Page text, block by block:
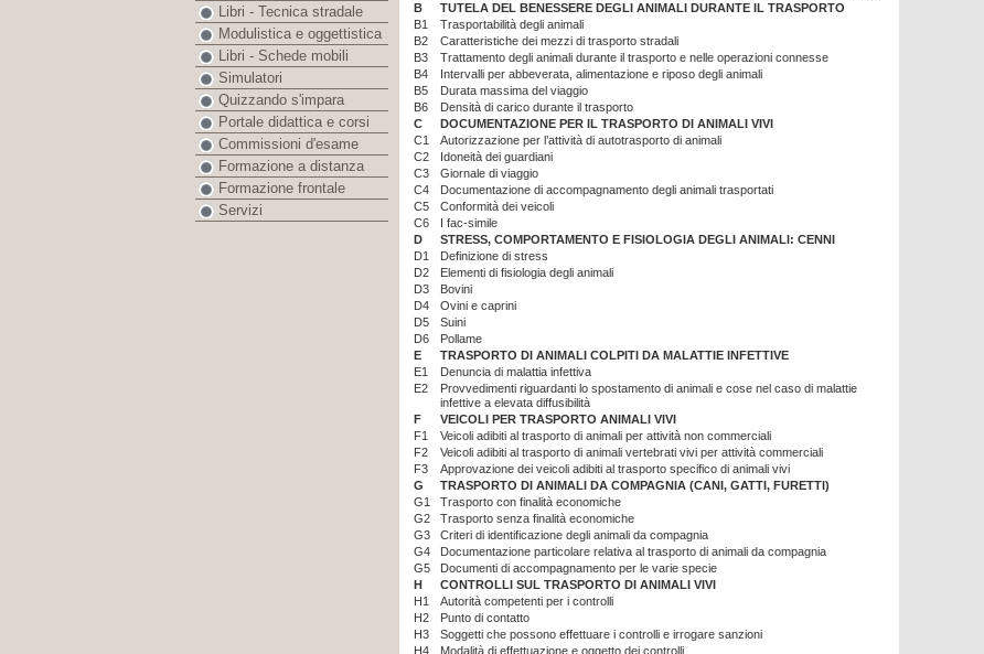
B
TUTELA DEL BENESSERE DEGLI ANIMALI DURANTE IL TRASPORTO
B1
Trasportabilità degli animali
B2
Caratteristiche dei mezzi di trasporto stradali
B3
Trattamento degli animali durante il trasporto e nelle operazioni connesse
B4
Intervalli per abbeverata, alimentazione e riposo degli animali
B5
Durata massima del viaggio
B6
Densità di carico durante il trasporto
C
DOCUMENTAZIONE PER IL TRASPORTO DI ANIMALI VIVI
C1
Autorizzazione per l’attività di autotrasporto di animali
C2
Idoneità dei guardiani
C3
Giornale di viaggio
C4
Documentazione di accompagnamento degli animali trasportati
C5
Conformità dei veicoli
C6
I fac-simile
D
STRESS, COMPORTAMENTO E FISIOLOGIA DEGLI ANIMALI: CENNI
D1
Definizione di stress
D2
Elementi di fisiologia degli animali
D3
Bovini
D4
Ovini e caprini
D5
Suini
D6
Pollame
E
TRASPORTO DI ANIMALI COLPITI DA MALATTIE INFETTIVE
E1
Denuncia di malattia infettiva
E2
Provvedimenti riguardanti lo spostamento di animali e cose nel caso di malattie
infettive a elevata diffusibilità
F
VEICOLI PER TRASPORTO ANIMALI VIVI
F1
Veicoli adibiti al trasporto di animali per attività non commerciali
F2
Veicoli adibiti al trasporto di animali vertebrati vivi per attività commerciali
F3
Approvazione dei veicoli adibiti al trasporto specifico di animali vivi
G
TRASPORTO DI ANIMALI DA COMPAGNIA (CANI, GATTI, FURETTI)
G1
Trasporto con finalità economiche
G2
Trasporto senza finalità economiche
G3
Criteri di identificazione degli animali da compagnia
G4
Documentazione particolare relativa al trasporto di animali da compagnia
G5
Documenti di accompagnamento per le varie specie
H
CONTROLLI SUL TRASPORTO DI ANIMALI VIVI
H1
Autorità competenti per i controlli
H2
Punto di contatto
H3
Soggetti che possono effettuare i controlli e irrogare sanzioni
H4
Modalità di effettuazione e oggetto dei controlli
Libri - Tecnica stradale
Modulistica e oggettistica
Libri - Schede mobili
Simulatori
Quizzando s'impara
Portale didattica e corsi
Commissioni d'esame
Formazione a distanza
Formazione frontale
Servizi